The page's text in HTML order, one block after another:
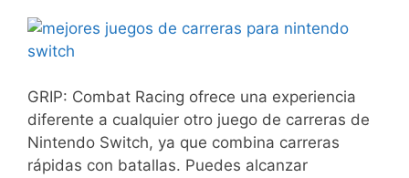
GRIP: Combat Racing ofrece una experiencia
diferente a cualquier otro juego de carreras de
Nintendo Switch, ya que combina carreras
rápidas con batallas. Puedes alcanzar